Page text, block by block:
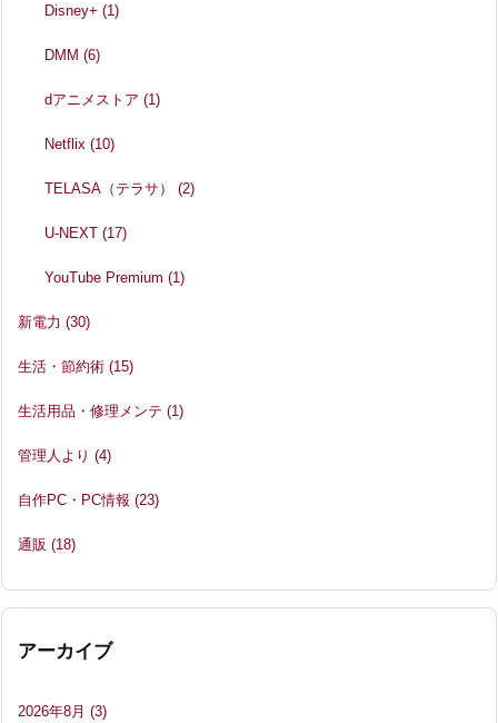
Disney+(1)
DMM(6)
dアニメストア(1)
Netflix(10)
TELASA（テラサ）(2)
U-NEXT(17)
YouTube Premium(1)
新電力 (30)
生活・節約術 (15)
生活用品・修理メンテ (1)
管理人より (4)
自作PC・PC情報 (23)
通販 (18)
アーカイブ
2026年8月 (3)